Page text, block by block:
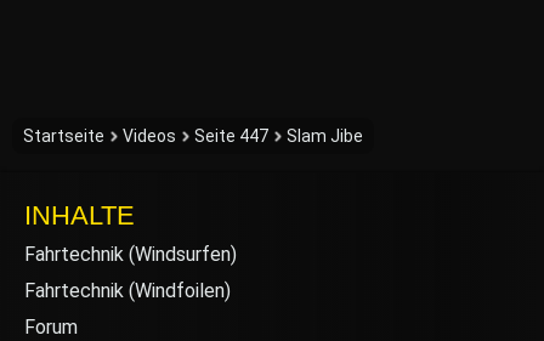
Startseite Videos Seite 447 Slam Jibe
INHALTE
Fahrtechnik (Windsurfen)
Fahrtechnik (Windfoilen)
Forum